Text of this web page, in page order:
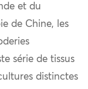
et du
de Chine, les
série de tissus
distinctes